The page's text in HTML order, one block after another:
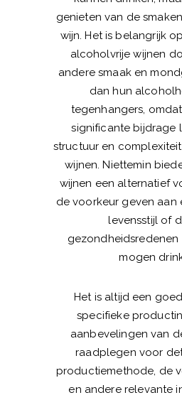
genieten van de
wijn. Het is belangrijk
alcoholvrije wijnen
andere smaak en
dan hun
tegenhangers,
significante bijdrage
structuur en
wijnen. Niettemin
wijnen een alternatief
de voorkeur geven aan
levensstijl of
mogen
Het is altijd een
specifieke
aanbevelingen van
raadplegen voor
productiemethode, de
en andere relevante